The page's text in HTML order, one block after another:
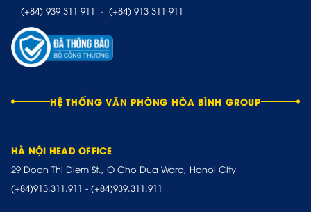
(+84) 939 311 911 - (+84) 913 311 911
HỆ THỐNG VĂN PHÒNG HÒA BÌNH GROUP
HÀ NỘI HEAD OFFICE
29 Doan Thi Diem St., O Cho Dua Ward, Hanoi City
(+84)913.311.911 - (+84)939.311.911